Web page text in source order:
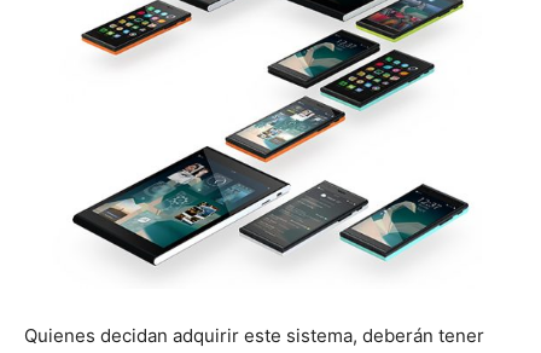
Quienes decidan adquirir este sistema, deberán tener